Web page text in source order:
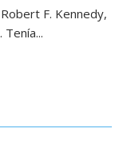
F. Kennedy,